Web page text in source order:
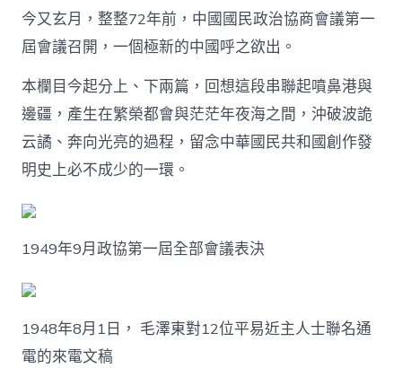
多
黨
一
配
合
齊
心
比
中
今又玄月，整整72年前，中國國民政治協商會議第一
屆會議召開，一個極新的中國呼之欲出。
本欄目今起分上、下兩篇，回想這段串聯起噴鼻港與
邊疆，產生在繁榮都會與茫茫年夜海之間，沖破波詭
云譎、奔向光亮的過程，留念中華國民共和國創作發
明史上必不成少的一環。
1949年9月政協第一屆全部會議表決
1948年8月1日， 毛澤東對12位平易近主人士聯名通
電的來電文稿